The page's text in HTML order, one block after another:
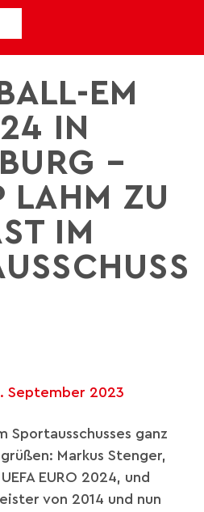
EM 2
IN H
– P
ZU G
IM S
September 2023
Sportausschusses ganz
Markus Stenger,
EURO 2024, und
von 2014 und nun